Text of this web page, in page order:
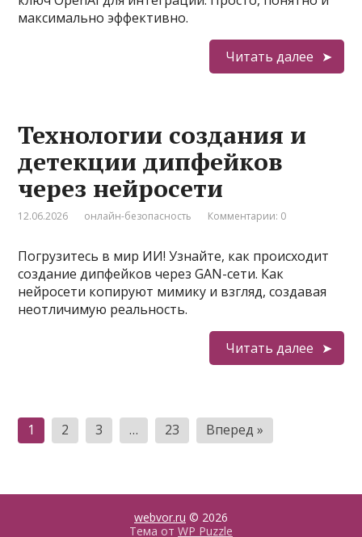
максимально эффективно.
Читать далее
Технологии создания и
детекции дипфейков
через нейросети
12.06.2026 онлайн-безопасность Комментарии: 0
Погрузитесь в мир ИИ! Узнайте, как происходит
создание дипфейков через GAN-сети. Как
нейросети копируют мимику и взгляд, создавая
неотличимую реальность.
Читать далее
Пагинация
записей
1 2 3 … 23 Вперед »
webvor.ru © 2026
Тема от WP Puzzle